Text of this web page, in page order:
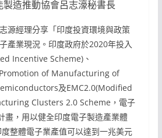
製造推動協會呂志濠秘書長
經理分享「印度投資環境與政策
產業現況。印度政府於2020年投入
Incentive Scheme)、
Promotion of Manufacturing of
及EMC2.0(Modified
Clusters 2.0 Scheme，電子
畫，用以健全印度電子製造產業體
整體電子業產值可以達到一兆美元